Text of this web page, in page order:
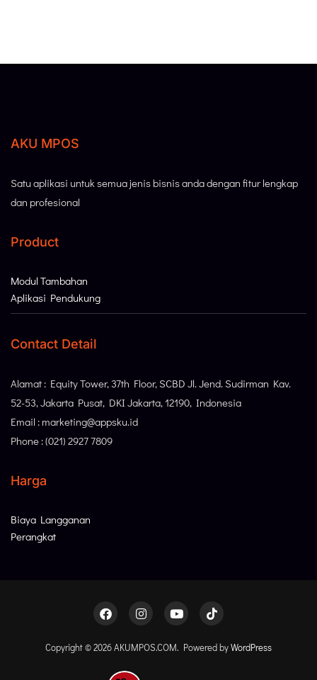
AKU MPOS
Satu aplikasi untuk semua jenis bisnis anda dengan fitur lengkap
dan profesional
Product
Modul Tambahan
Aplikasi Pendukung
Contact Detail
Alamat : Equity Tower, 37th Floor, SCBD Jl. Jend. Sudirman Kav.
52-53, Jakarta Pusat, DKI Jakarta, 12190, Indonesia
Email : marketing@appsku.id
Phone : (021) 2927 7809
Harga
Biaya Langganan
Perangkat
Copyright © 2026 AKUMPOS.COM. Powered byWordPress